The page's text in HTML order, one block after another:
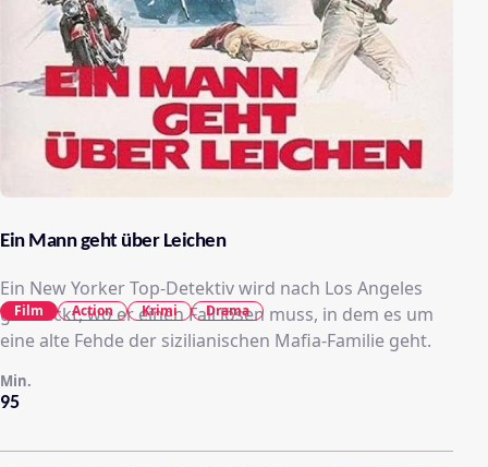
Ein Mann geht über Leichen
Ein New Yorker Top-Detektiv wird nach Los Angeles
geschickt, wo er einen Fall lösen muss, in dem es um
eine alte Fehde der sizilianischen Mafia-Familie geht.
95
Min.
Film Action Krimi Drama